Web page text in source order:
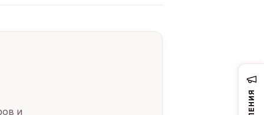
и